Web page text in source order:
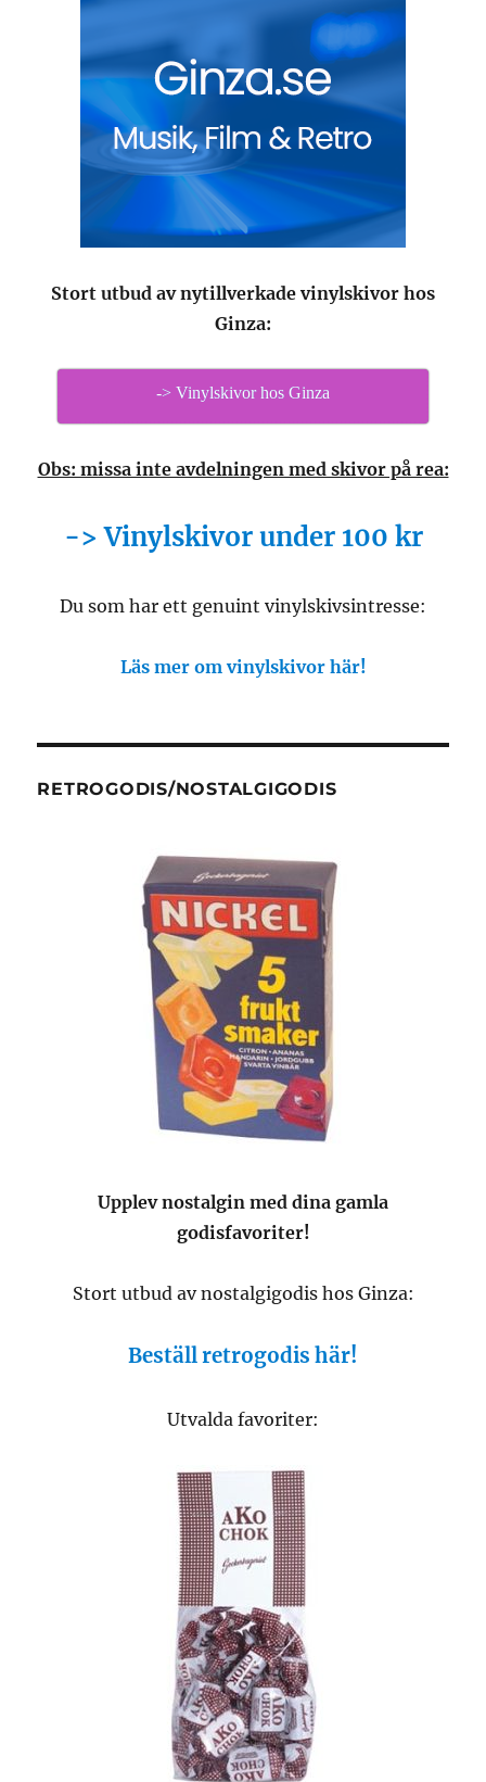
Stort utbud av nytillverkade vinylskivor hos
Ginza:
-> Vinylskivor hos Ginza
Obs: missa inte avdelningen med skivor på rea:
-> Vinylskivor under 100 kr
Du som har ett genuint vinylskivsintresse:
Läs mer om vinylskivor här!
RETROGODIS/NOSTALGIGODIS
Upplev nostalgin med dina gamla
godisfavoriter!
Stort utbud av nostalgigodis hos Ginza:
Beställ retrogodis här!
Utvalda favoriter: